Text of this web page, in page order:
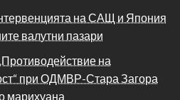
на САЩ и Япония
валутни пазари
на
при ОДМВР-Стара Загора
марихуана